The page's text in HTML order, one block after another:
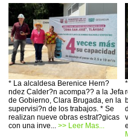
* La alcaldesa Berenice Hern?
ndez Calder?n acompa?? a la Jefa
de Gobierno, Clara Brugada, en la
supervisi?n de los trabajos. * Se
realizan nueve obras estrat?gicas
con una inve... >> Leer Mas...